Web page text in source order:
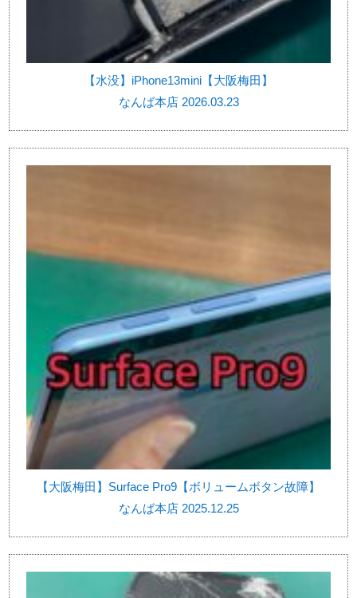
【水没】iPhone13mini【大阪梅田】
なんば本店 2026.03.23
【大阪梅田】Surface Pro9【ボリュームボタン故障】
なんば本店 2025.12.25